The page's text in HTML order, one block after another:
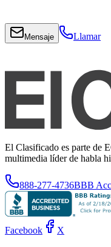
Mensaje Llamar
El Clasificado es parte de
multimedia líder de habla
888-277-4736BBB
Facebook X